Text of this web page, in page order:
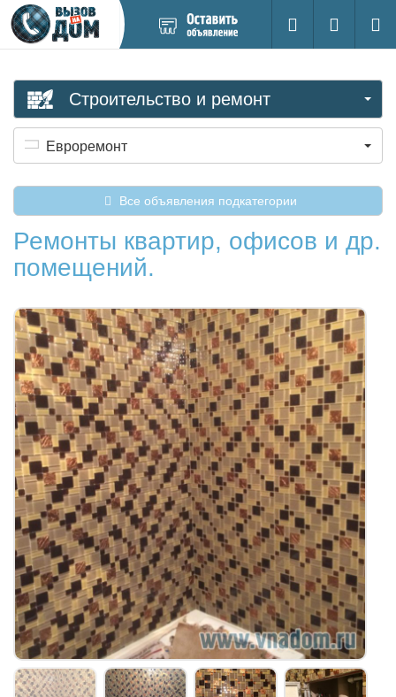
новое
Поиск
Вход на
Строительство и ремонт
Евроремонт
Все объявления подкатегории
Ремонты квартир, офисов и др.
помещений.